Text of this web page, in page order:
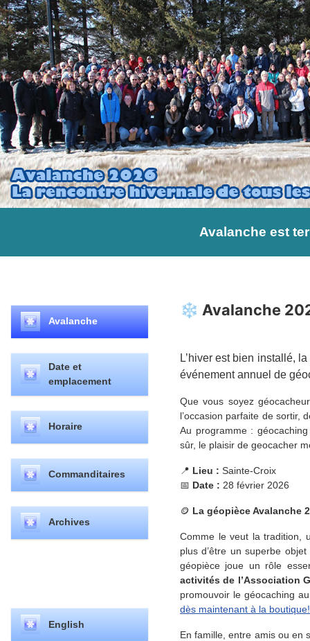
Avalanche est
Avalanche
Date et
emplacement
Horaire
Commanditaires
Archives
Sélectionnez votre langue
English
❄️ Avalanche
L’hiver est bien installé,
événement annuel de
Que vous soyez
l’occasion parfaite de sortir,
Au programme :
sûr, le plaisir de geocacher
📍 Lieu : Sainte-Croix
📅 Date : 28 février 2026
🪙 La géopièce Avalanche
Comme le veut la tradition,
plus d’être un superbe
géopièce joue un rôle
activités de l’Association
promouvoir le géocaching
dès maintenant à la boutique!
En famille, entre amis ou en